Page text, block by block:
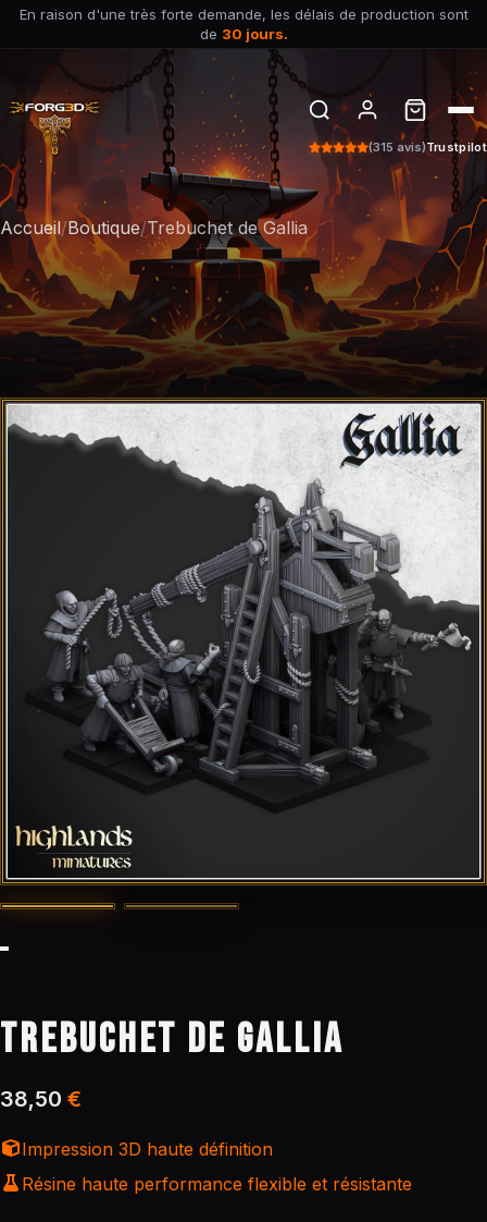
En raison d'une très forte demande, les délais de production sont
de 30 jours.
(315 avis)Trustpilot
Accueil/Boutique/Trebuchet de Gallia
TREBUCHET DE GALLIA
38,50 €
Impression 3D haute définition
Résine haute performance flexible et résistante